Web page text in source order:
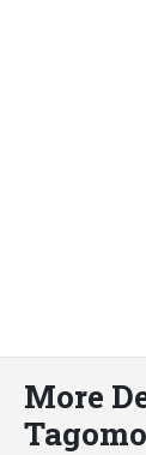
More